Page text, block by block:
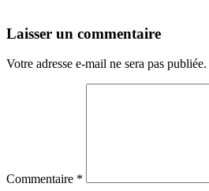
Laisser un commentaire
Votre adresse e-mail ne sera pas publiée.
Commentaire *